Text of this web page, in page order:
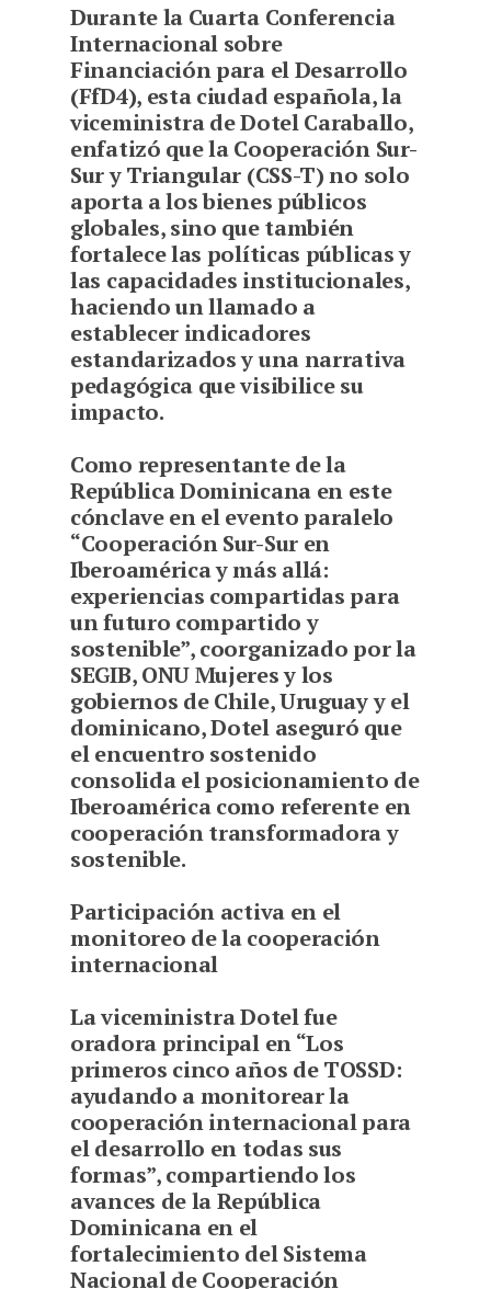
Durante la Cuarta Conferencia
Internacional sobre
Financiación para el Desarrollo
(FfD4), esta ciudad española, la
viceministra de Dotel Caraballo,
enfatizó que la Cooperación Sur-
Sur y Triangular (CSS-T) no solo
aporta a los bienes públicos
globales, sino que también
fortalece las políticas públicas y
las capacidades institucionales,
haciendo un llamado a
establecer indicadores
estandarizados y una narrativa
pedagógica que visibilice su
impacto.
Como representante de la
República Dominicana en este
cónclave en el evento paralelo
“Cooperación Sur-Sur en
Iberoamérica y más allá:
experiencias compartidas para
un futuro compartido y
sostenible”, coorganizado por la
SEGIB, ONU Mujeres y los
gobiernos de Chile, Uruguay y el
dominicano, Dotel aseguró que
el encuentro sostenido
consolida el posicionamiento de
Iberoamérica como referente en
cooperación transformadora y
sostenible.
Participación activa en el
monitoreo de la cooperación
internacional
La viceministra Dotel fue
oradora principal en “Los
primeros cinco años de TOSSD:
ayudando a monitorear la
cooperación internacional para
el desarrollo en todas sus
formas”, compartiendo los
avances de la República
Dominicana en el
fortalecimiento del Sistema
Nacional de Cooperación